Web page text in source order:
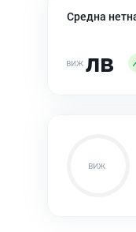
Средна
лв